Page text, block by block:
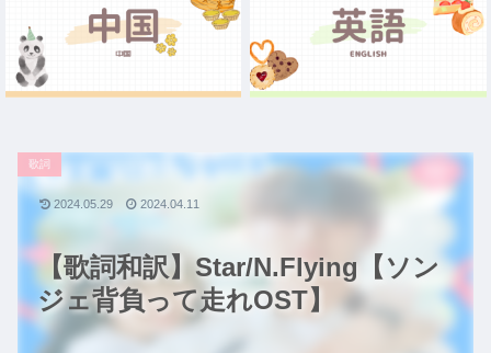
【歌詞和訳】Star/N.Flying【ソン
ジェ背負って走れOST】
歌詞
2024.05.29 2024.04.11